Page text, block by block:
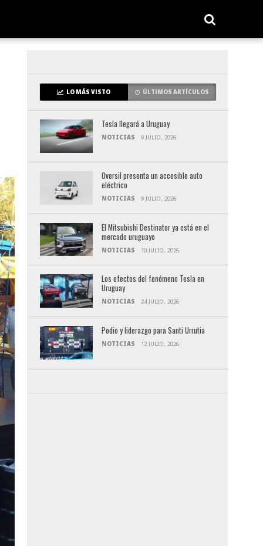
LO MÁS VISTO ÚLTIMOS ARTÍCULOS
Tesla llegará a Uruguay
NOTICIAS 9 JULIO, 2026
Oversil presenta un accesible auto
eléctrico
NOTICIAS 9 JULIO, 2026
El Mitsubishi Destinator ya está en el
mercado uruguayo
NOTICIAS 10 JULIO, 2026
Los efectos del fenómeno Tesla en
Uruguay
NOTICIAS 24 JULIO, 2026
Podio y liderazgo para Santi Urrutia
NOTICIAS 12 JULIO, 2026